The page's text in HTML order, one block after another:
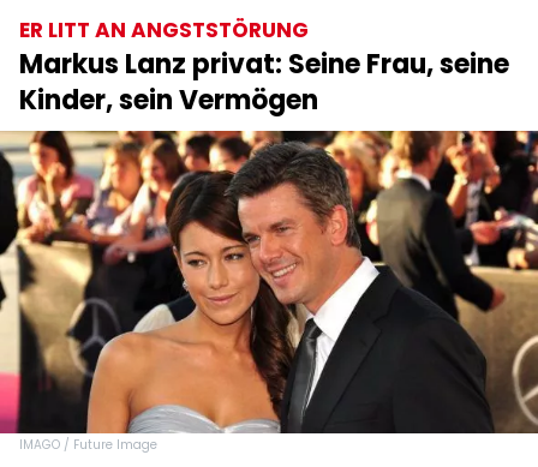
ER LITT AN ANGSTSTÖRUNG
Markus Lanz privat: Seine Frau, seine
Kinder, sein Vermögen
IMAGO / Future Image